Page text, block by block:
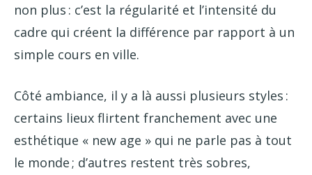
non plus : c’est la régularité et l’intensité du
cadre qui créent la différence par rapport à un
simple cours en ville.
Côté ambiance, il y a là aussi plusieurs styles :
certains lieux flirtent franchement avec une
esthétique « new age » qui ne parle pas à tout
le monde ; d’autres restent très sobres,